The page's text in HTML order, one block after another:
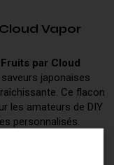
Vapor
par Cloud
japonaises
Ce flacon
les amateurs de DIY
personnalisés.
Suika